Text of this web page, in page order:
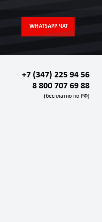
WHATSAPP ЧАТ
+7 (347) 225 94 56
8 800 707 69 88
(бесплатно по РФ)